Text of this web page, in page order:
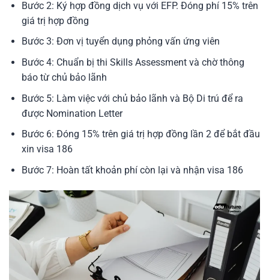
Bước 2: Ký hợp đồng dịch vụ với EFP. Đóng phí 15% trên
giá trị hợp đồng
Bước 3: Đơn vị tuyển dụng phỏng vấn ứng viên
Bước 4: Chuẩn bị thi Skills Assessment và chờ thông
báo từ chủ bảo lãnh
Bước 5: Làm việc với chủ bảo lãnh và Bộ Di trú để ra
được Nomination Letter
Bước 6: Đóng 15% trên giá trị hợp đồng lần 2 để bắt đầu
xin visa 186
Bước 7: Hoàn tất khoản phí còn lại và nhận visa 186